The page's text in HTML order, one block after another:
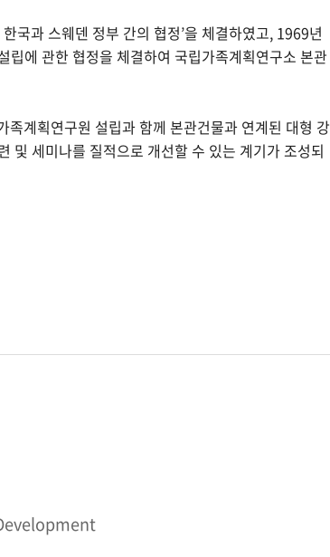
국과 스웨덴 정부 간의 협정’을 체결하였고, 1969년
에 관한 협정을 체결하여 국립가족계획연구소 본관
계획연구원 설립과 함께 본관건물과 연계된 대형 강
및 세미나를 질적으로 개선할 수 있는 계기가 조성되